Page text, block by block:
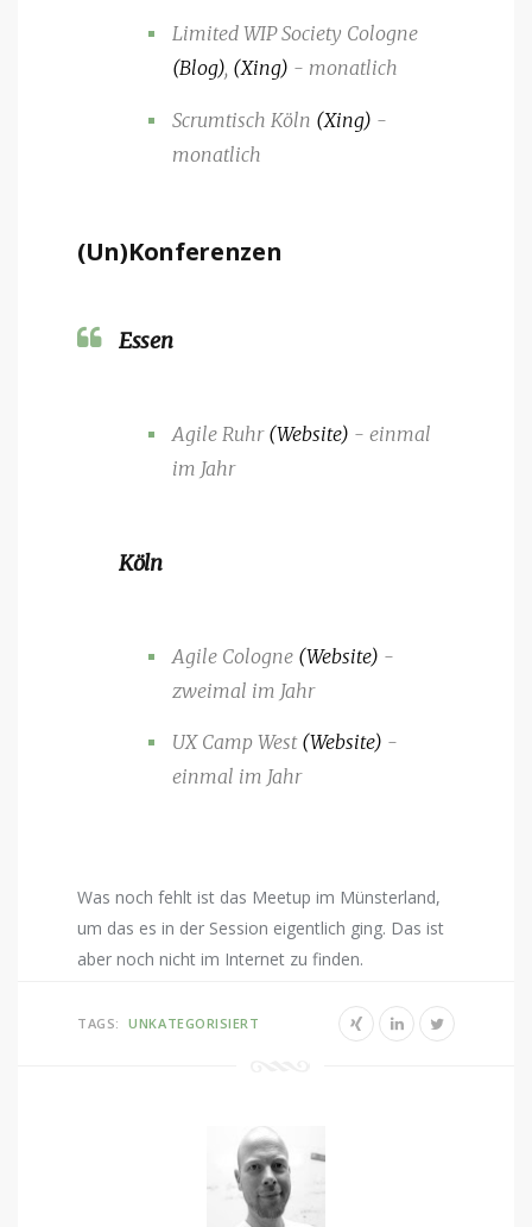
Limited WIP Society Cologne
(Blog), (Xing) - monatlich
Scrumtisch Köln (Xing) -
monatlich
(Un)Konferenzen
Essen
Agile Ruhr (Website) - einmal
im Jahr
Köln
Agile Cologne (Website) -
zweimal im Jahr
UX Camp West (Website) -
einmal im Jahr
Was noch fehlt ist das Meetup im Münsterland,
um das es in der Session eigentlich ging. Das ist
aber noch nicht im Internet zu finden.
TAGS: UNKATEGORISIERT